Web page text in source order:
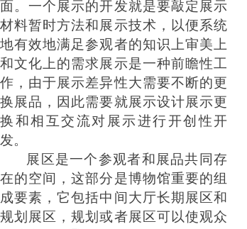
面。一个展示的开发就是要敲定展示
材料暂时方法和展示技术，以便系统
地有效地满足参观者的知识上审美上
和文化上的需求展示是一种前瞻性工
作，由于展示差异性大需要不断的更
换展品，因此需要就展示设计展示更
换和相互交流对展示进行开创性开
发。
展区是一个参观者和展品共同存
在的空间，这部分是博物馆重要的组
成要素，它包括中间大厅长期展区和
规划展区，规划或者展区可以使观众